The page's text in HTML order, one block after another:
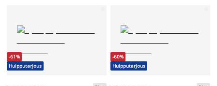
-61%
Huipputarjous
-60%
Huipputarjous